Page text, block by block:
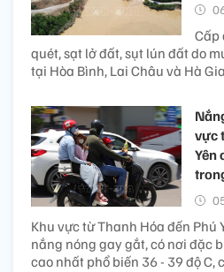
Cấp
quét, sạt lở đất, sụt lún đất do
tại Hòa Bình, Lai Châu và Hà
vực
Yên
Khu vực từ Thanh Hóa đến Phú
nắng nóng gay gắt, có nơi đặc
cao nhất phổ biến 36 - 39 độ C,